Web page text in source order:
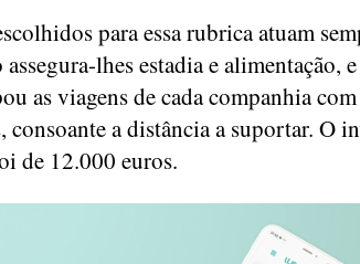
para essa rubrica atuam
lhes estadia e alimentação,
as viagens de cada companhia
consoante a distância a suportar. O
de 12.000 euros.